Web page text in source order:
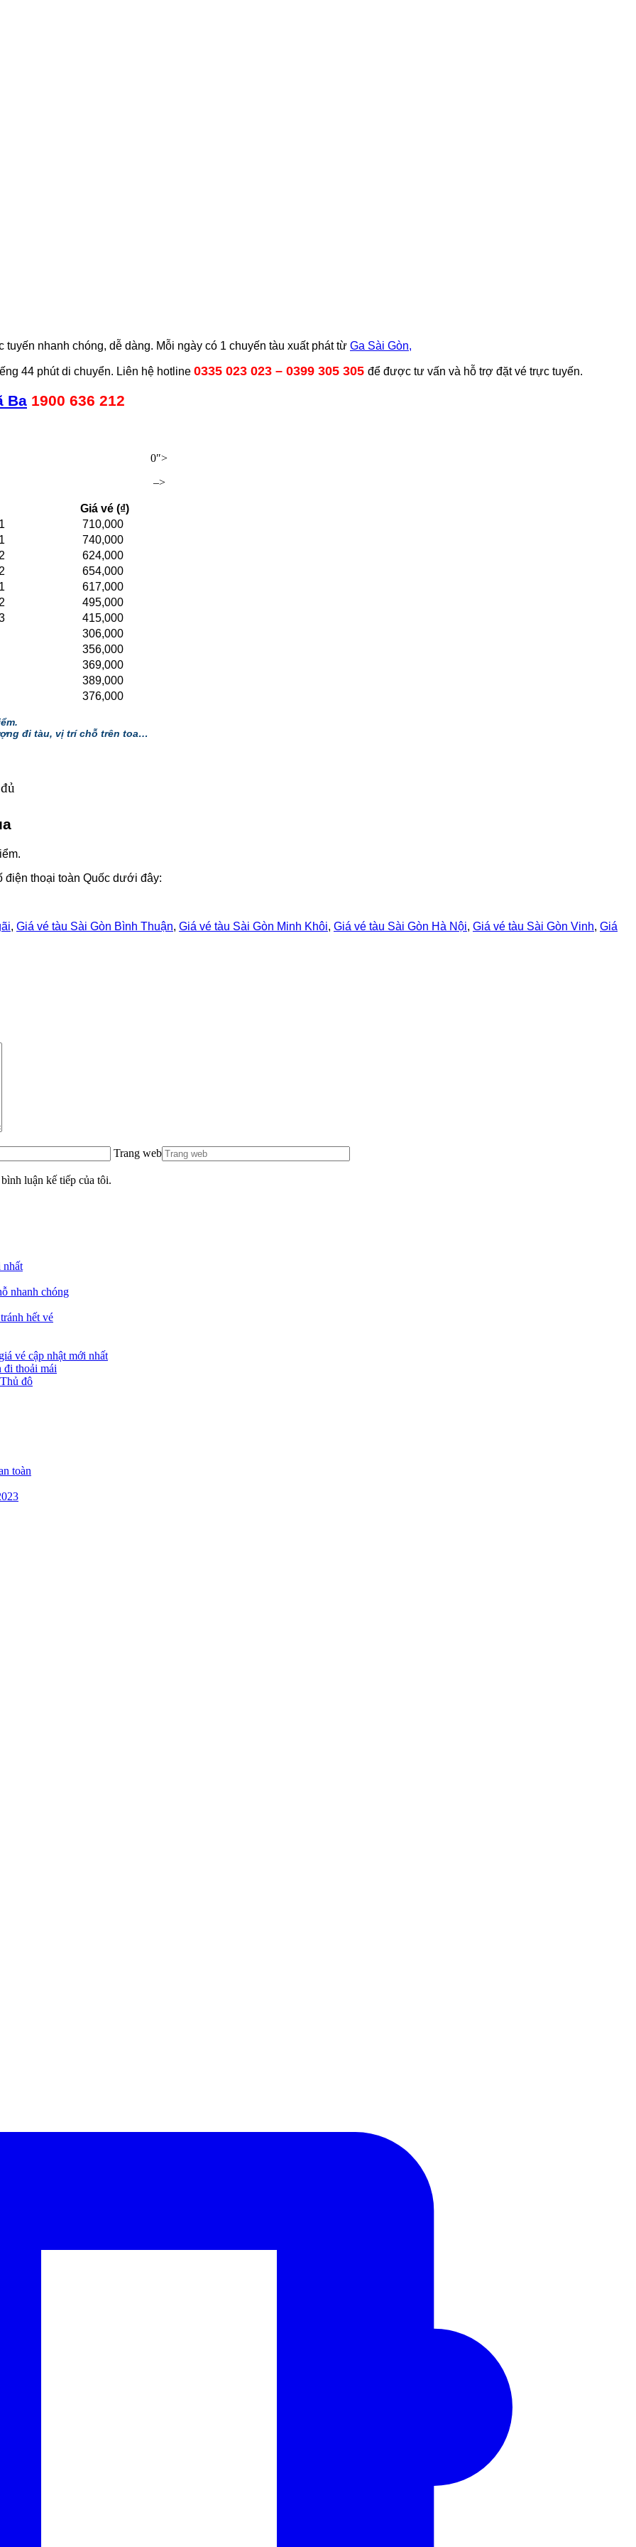
tuyến nhanh chóng, dễ dàng. Mỗi ngày có 1 chuyến tàu xuất phát từ Ga Sài Gòn,
44 phút di chuyển. Liên hệ hotline 0335 023 023 – 0399 305 305 để được tư vấn và hỗ trợ đặt vé trực tuyến.
Ba 1900 636 212
0″>
–>
Giá vé (₫)
710,000
740,000
624,000
654,000
617,000
495,000
415,000
306,000
356,000
369,000
389,000
376,000
đi tàu, vị trí chỗ trên toa…
điện thoại toàn Quốc dưới đây:
, Giá vé tàu Sài Gòn Bình Thuận, Giá vé tàu Sài Gòn Minh Khôi, Giá vé tàu Sài Gòn Hà Nội, Giá vé tàu Sài Gòn Vinh, Giá
Trang web
luận kế tiếp của tôi.
nhất
nhanh chóng
hết vé
vé cập nhật mới nhất
đi thoải mái
đô
toàn